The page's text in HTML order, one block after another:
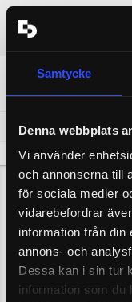
Samtycke
Denna webbplats
Vi använder
och annonserna till
för sociala medier
vidarebefordrar
information från din
annons- och
Dessa kan i sin tur
information som du
Laddar
Se alla
PARZIVAL
2 oktober 2026
Lilla scenen
For more information